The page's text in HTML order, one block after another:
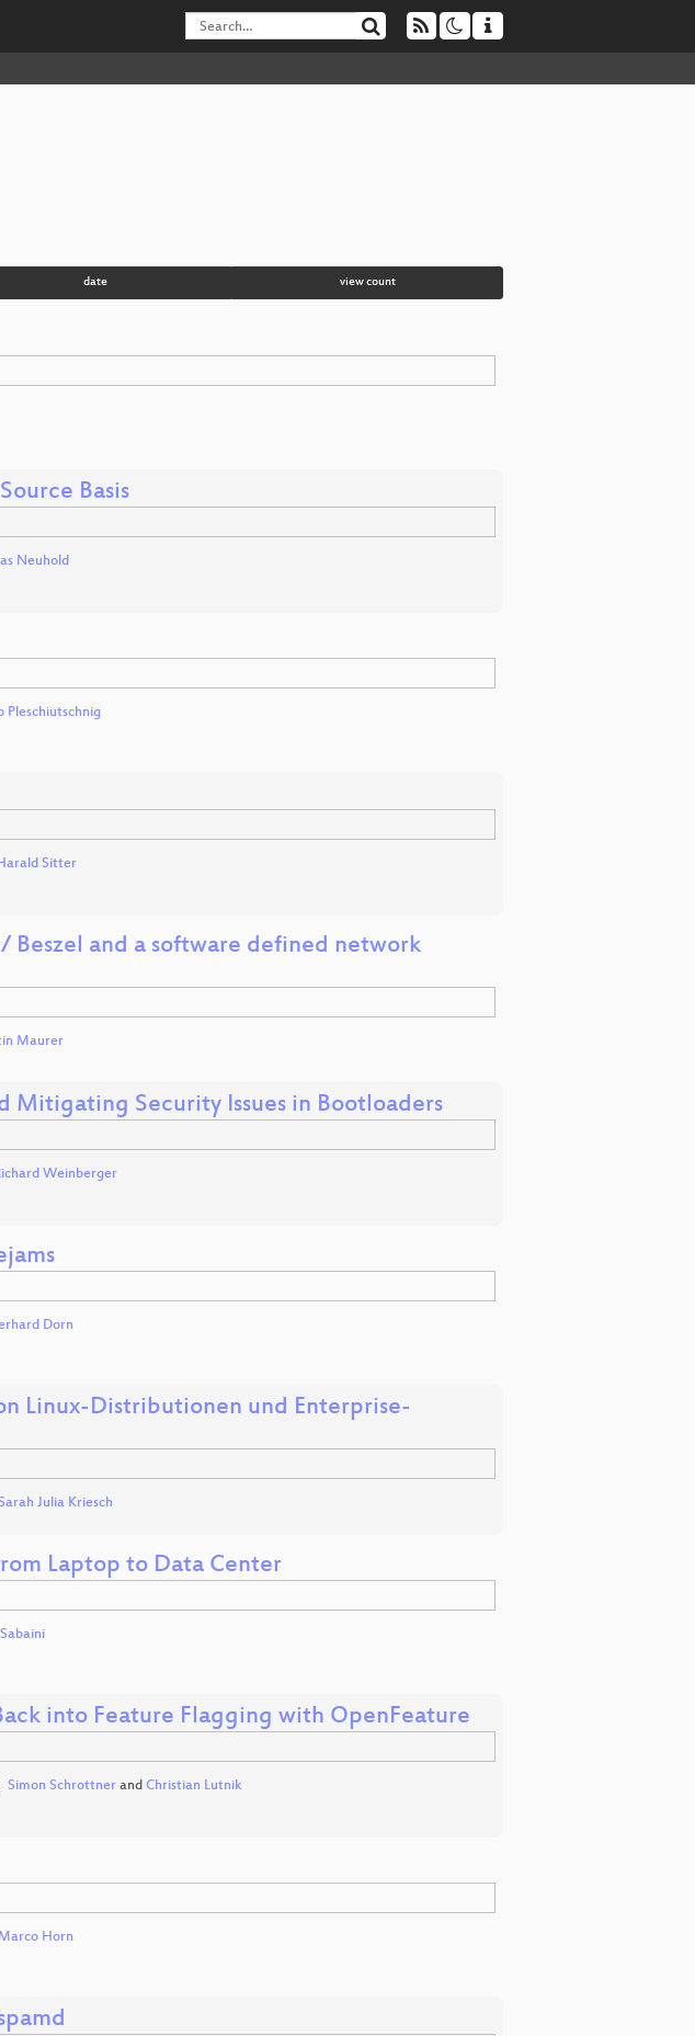
date view count
Basis
Neuhold
Pleschiutschnig
Sitter
Beszel and a software defined network
Maurer
Mitigating Security Issues in Bootloaders
Weinberger
Dorn
Linux-Distributionen und Enterprise-
Julia Kriesch
Laptop to Data Center
into Feature Flagging with OpenFeature
Simon Schrottnerand Christian Lutnik
Marco Horn